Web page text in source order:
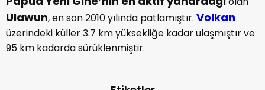
Ulawun, en son 2010 yılında patlamıştır. Volkan
üzerindeki küller 3.7 km yüksekliğe kadar ulaşmıştır ve
95 km kadarda sürüklenmiştir.